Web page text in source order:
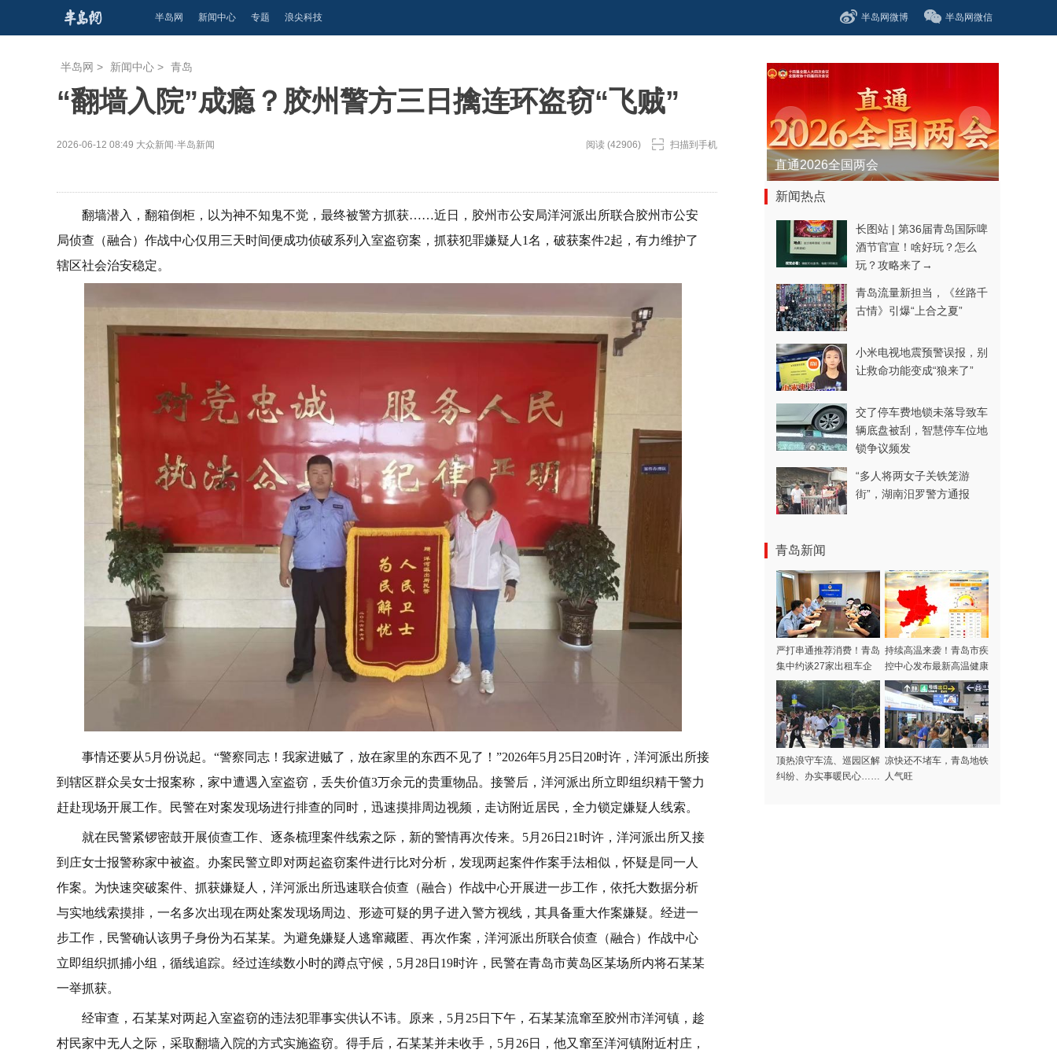
半岛网 新闻中心 专题 浪尖科技 半岛网微博 半岛网微信
半岛网 > 新闻中心 > 青岛
“翻墙入院”成瘾？胶州警方三日擒连环盗窃“飞贼”
2026-06-12 08:49 大众新闻·半岛新闻 阅读 (42906) 扫描到手机
翻墙潜入，翻箱倒柜，以为神不知鬼不觉，最终被警方抓获……近日，胶州市公安局洋河派出所联合胶州市公安
局侦查（融合）作战中心仅用三天时间便成功侦破系列入室盗窃案，抓获犯罪嫌疑人1名，破获案件2起，有力维护了
辖区社会治安稳定。
事情还要从5月份说起。“警察同志！我家进贼了，放在家里的东西不见了！”2026年5月25日20时许，洋河派出所接
到辖区群众吴女士报案称，家中遭遇入室盗窃，丢失价值3万余元的贵重物品。接警后，洋河派出所立即组织精干警力
赶赴现场开展工作。民警在对案发现场进行排查的同时，迅速摸排周边视频，走访附近居民，全力锁定嫌疑人线索。
就在民警紧锣密鼓开展侦查工作、逐条梳理案件线索之际，新的警情再次传来。5月26日21时许，洋河派出所又接
到庄女士报警称家中被盗。办案民警立即对两起盗窃案件进行比对分析，发现两起案件作案手法相似，怀疑是同一人
作案。为快速突破案件、抓获嫌疑人，洋河派出所迅速联合侦查（融合）作战中心开展进一步工作，依托大数据分析
与实地线索摸排，一名多次出现在两处案发现场周边、形迹可疑的男子进入警方视线，其具备重大作案嫌疑。经进一
步工作，民警确认该男子身份为石某某。为避免嫌疑人逃窜藏匿、再次作案，洋河派出所联合侦查（融合）作战中心
立即组织抓捕小组，循线追踪。经过连续数小时的蹲点守候，5月28日19时许，民警在青岛市黄岛区某场所内将石某某
一举抓获。
经审查，石某某对两起入室盗窃的违法犯罪事实供认不讳。原来，5月25日下午，石某某流窜至胶州市洋河镇，趁
村民家中无人之际，采取翻墙入院的方式实施盗窃。得手后，石某某并未收手，5月26日，他又窜至洋河镇附近村庄，
2026新春走基层
新闻热点
长图站 | 第36届青岛国际啤
酒节官宣！啥好玩？怎么
玩？攻略来了→
青岛流量新担当，《丝路千
古情》引爆“上合之夏”
小米电视地震预警误报，别
让救命功能变成“狼来了”
交了停车费地锁未落导致车
辆底盘被刮，智慧停车位地
锁争议频发
“多人将两女子关铁笼游
街”，湖南汨罗警方通报
青岛新闻
严打串通推荐消费！青岛
集中约谈27家出租车企
业
持续高温来袭！青岛市疾
控中心发布最新高温健康
风险提示
顶热浪守车流、巡园区解
纠纷、办实事暖民心……
凉快还不堵车，青岛地铁
人气旺